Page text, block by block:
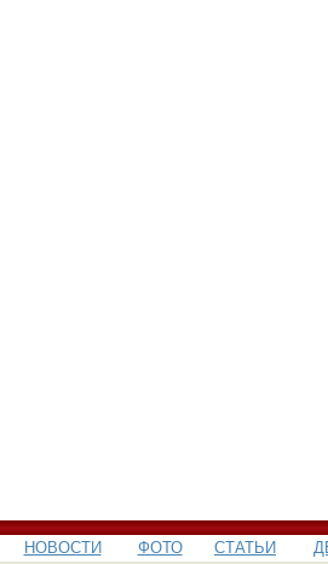
НОВОСТИ ФОТО СТАТЬИ